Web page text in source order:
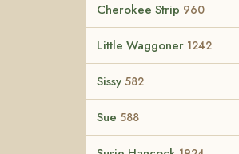
Cherokee Strip 960
Little Waggoner 1242
Sissy 582
Sue 588